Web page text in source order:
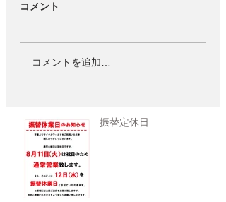
コメント
コメントを追加…
振替定休日